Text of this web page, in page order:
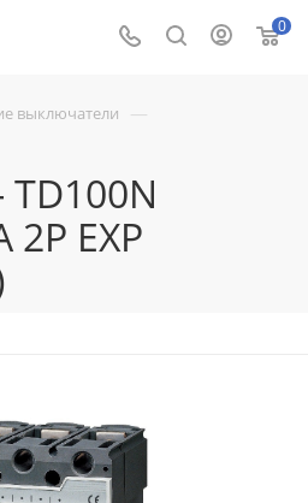
0
выключатели —
TD100N
2P EXP